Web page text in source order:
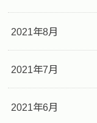
2021年8月
2021年7月
2021年6月